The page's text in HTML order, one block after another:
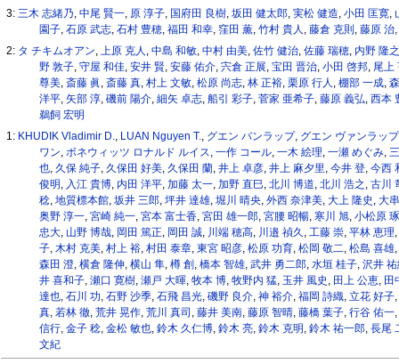
3: 三木 志緒乃 ,中尾 賢一 原 淳子 国府田 良樹 ,坂田 健太郎 ,実松 健造 ,小田 匡寛
園子, 石原 武志, 石村 豊穂, 福田 和幸, 窪田 薫, 竹村 貴人 藤倉 克則 藤原 治,
2: タ チキムオアン 上原 克人 ,中島 和敏 ,中村 由美 ,佐竹 健治 ,佐藤 瑞穂 内野 隆
野 敦子, 守屋 和佳, 安井 賢, 安藤 佑介, 宍倉 正展 宝田 晋治, 小田 啓邦, 尾上
尊美, 斎藤 眞 斎藤 真, 村上 文敏, 松原 尚志, 林 正裕, 栗原 行人 棚部 一成,
洋平, 矢部 淳, 磯前 陽介, 細矢 卓志, 船引 彩子, 菅家 亜希子, 藤原 義弘 西本
鵜飼 宏明
1: KHUDIK Vladimir D. LUAN Nguyen T. グエン バンラップ, グエン ヴァンラップ
ワン ボネウィッツ ロナルド ルイス 一作 コール, 一木 絵理 一瀬 めぐみ,
也, 久保 純子, 久保田 好美, 久保田 蘭, 井上 卓彦, 井上 麻夕里 今井 登, 今西
俊明
入江 貴博, 内田 洋平, 加藤 太一, 加野 直巳 北川 博道 北川 浩之 古川
稔, 地質標本館, 坂井 三郎, 坪井 達雄, 堀川 晴央, 外西 奈津美, 大上 隆史 大
奥野 淳一, 宮崎 純一, 宮本 富士香, 宮田 雄一郎, 宮腰 昭暢, 寒川 旭, 小松原 琢
忠大, 山野 博哉, 岡田 篤正 岡田 誠, 川端 穂高, 川邉 禎久 工藤 崇, 平林 恵理
子, 木村 克美, 村上 裕, 村田 泰章, 東宮 昭彦, 松原 功育, 松岡 敬二 松島 喜雄,
森田 澄, 横倉 隆伸, 横山 隼, 樽 創, 橋本 智雄, 武井 勇二郎, 水垣 桂子, 沢井 祐
井 喜和子, 瀬口 寛樹, 瀬戸 大暉, 牧本 博, 牧野内 猛, 玉井 風史 田上 公恵, 田
達也, 石川 功 石野 沙季, 石飛 昌光, 磯野 良介, 神 裕介, 福岡 詩織, 立花 好子,
真, 若林 徹, 荒井 晃作, 荒川 真司 藤井 美南, 藤原 智晴, 藤橋 葉子, 行谷 佑一,
信行, 金子 稔, 金松 敏也, 鈴木 久仁博, 鈴木 亮, 鈴木 克明 鈴木 祐一郎, 長尾
文紀